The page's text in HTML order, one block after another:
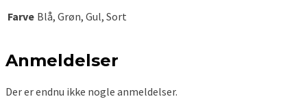
Farve Blå, Grøn, Gul, Sort
Anmeldelser
Der er endnu ikke nogle anmeldelser.